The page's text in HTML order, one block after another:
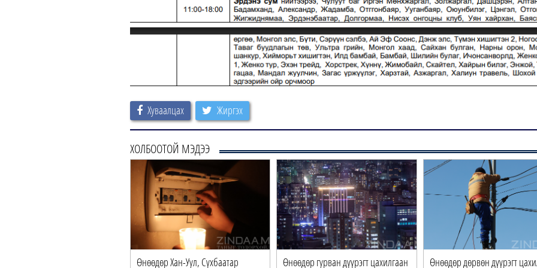
Хуваалцах Жиргэх
ХОЛБООТОЙ МЭДЭЭ
Өнөөдөр Хан-Уул, Сүхбаатар Өнөөдөр гурван дүүрэгт цахилгаан Өнөөдөр дөрвөн дүүрэгт